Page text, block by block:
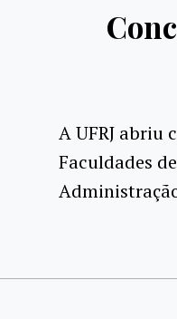
A UFRJ abriu
Faculdades